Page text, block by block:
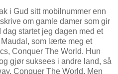
i Gud sitt mobilnummer enn
om gamle damer som gir
dag startet jeg dagen med et
som lærte meg et
Conquer The World. Hun
gjør suksees i andre land, så
Conquer The World. Men